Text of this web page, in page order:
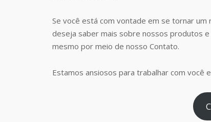
Se você está com vontade em se tornar
deseja saber mais sobre nossos produtos
mesmo por meio de nosso Contato.
Estamos ansiosos para trabalhar com você